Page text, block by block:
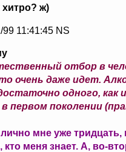
хитро? ж)
11:41:45 NS
отбор в
очень даже идет.
одного,
первом поколении
лично мне уже
кто меня знает. А, во-